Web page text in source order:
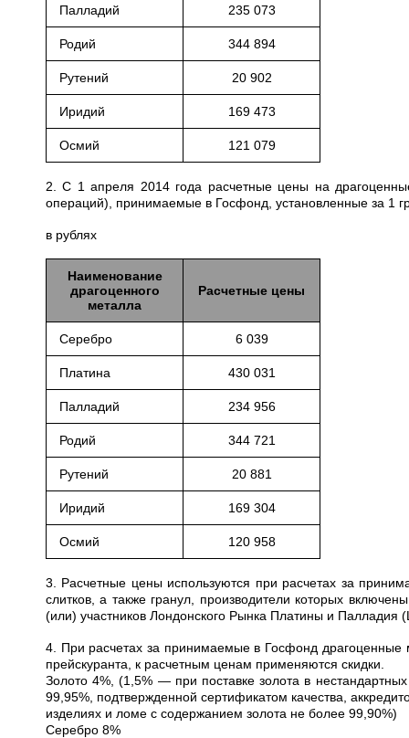
Палладий 235 073
Родий 344 894
Рутений 20 902
Иридий 169 473
Осмий 121 079
2. С 1 апреля 2014 года расчетные цены на
операций), принимаемые в Госфонд, установленные за 1
в рублях
Наименование
драгоценного
металла
Расчетные цены
Серебро 6 039
Платина 430 031
Палладий 234 956
Родий 344 721
Рутений 20 881
Иридий 169 304
Осмий 120 958
3. Расчетные цены используются при расчетах за
слитков, а также гранул, производители которых
(или) участников Лондонского Рынка Платины и Палладия
4. При расчетах за принимаемые в Госфонд драгоценные
прейскуранта, к расчетным ценам применяются скидки.
Золото 4%, (1,5% — при поставке золота в
99,95%, подтвержденной сертификатом качества,
изделиях и ломе с содержанием золота не более 99,90%)
Серебро 8%